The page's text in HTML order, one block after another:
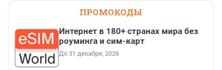
ПРОМОКОДЫ
Интернет в 180+ странах мира без
роуминга и сим-карт
До 31 декабря, 2026